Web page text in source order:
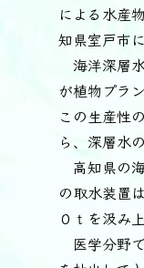
による水産
知県室戸市
海洋深層
が植物プラ
この生産性
ら、深層水
高知県の
の取水装置
０ｔを汲み
医学分野